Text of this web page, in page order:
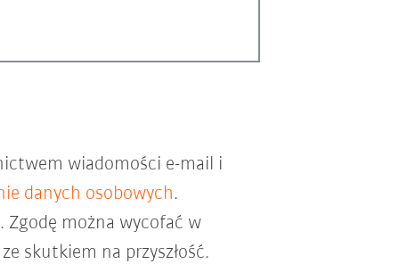
wiadomości e-mail i
danych osobowych.
można wycofać w
ze skutkiem na przyszłość.